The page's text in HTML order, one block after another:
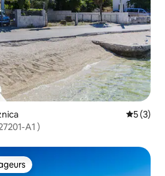
5 (3)
A1 )
les plus appréciés